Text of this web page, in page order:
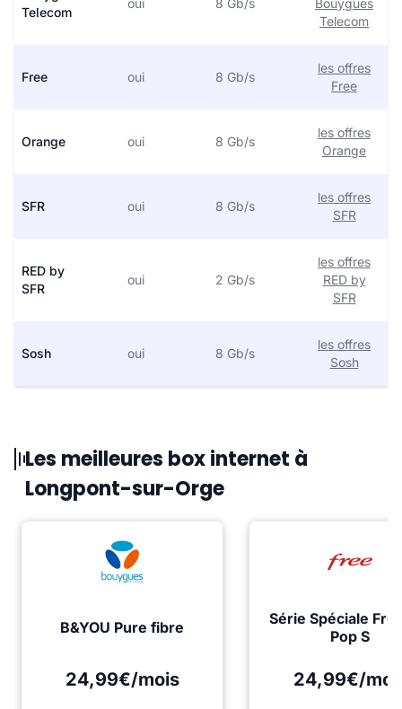
Telecom
oui 8 Gb/s
Bouygues
Telecom
Free oui 8 Gb/s
les offres
Free
Orange oui 8 Gb/s
les offres
Orange
SFR oui 8 Gb/s
les offres
SFR
RED by
SFR
oui 2 Gb/s
les offres
RED by
SFR
Sosh oui 8 Gb/s
les offres
Sosh
Les meilleures box internet à
Longpont-sur-Orge
B&YOU Pure fibre
24,99€/mois
Série Spéciale
Pop S
24,99€/